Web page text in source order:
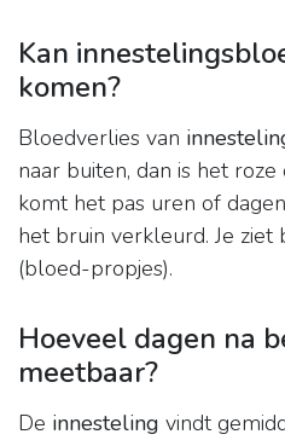
Kan
komen?
Bloedverlies van
naar buiten, dan is het
komt het pas uren of dagen
het bruin verkleurd. Je ziet
(bloed-propjes).
Hoeveel dagen na
meetbaar?
De innesteling vindt